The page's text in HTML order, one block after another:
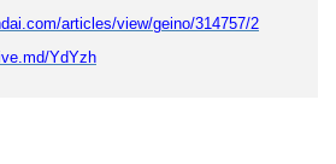
articles/view/geino/314757/2
YdYzh